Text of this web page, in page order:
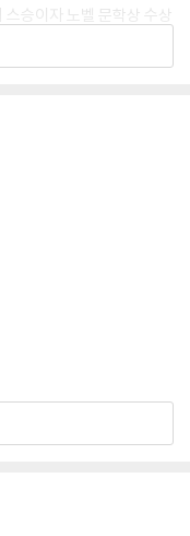
스승이자 노벨 문학상 수상
혀를 내두르게 만들 정
무나도 파격적이고 적나라
을 확실히 각인시키는 데